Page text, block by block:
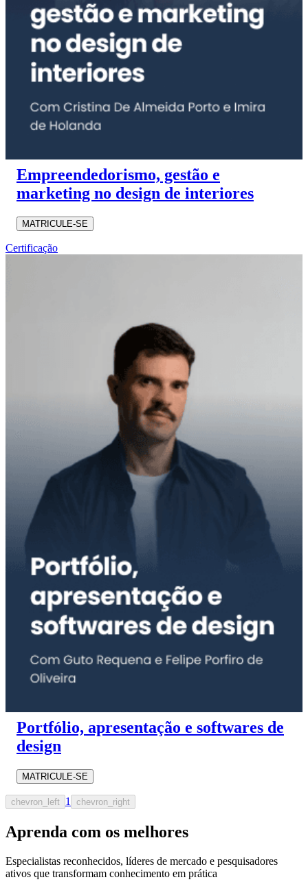
Empreendedorismo, gestão e
marketing no design de interiores
MATRICULE-SE
Certificação
Portfólio, apresentação e softwares de
design
MATRICULE-SE
chevron_left 1 chevron_right
Aprenda com os melhores
Especialistas reconhecidos, líderes de mercado e pesquisadores
ativos que transformam conhecimento em prática